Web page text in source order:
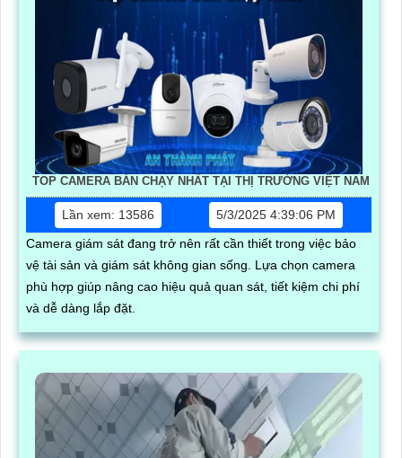
TOP CAMERA BÁN CHẠY NHẤT TẠI THỊ TRƯỜNG VIỆT NAM
Lần xem: 13586
5/3/2025 4:39:06 PM
Camera giám sát đang trở nên rất cần thiết trong việc bảo
vệ tài sản và giám sát không gian sống. Lựa chọn camera
phù hợp giúp nâng cao hiệu quả quan sát, tiết kiệm chi phí
và dễ dàng lắp đặt.